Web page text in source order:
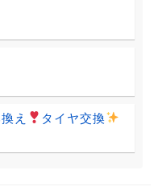
え タイヤ交換